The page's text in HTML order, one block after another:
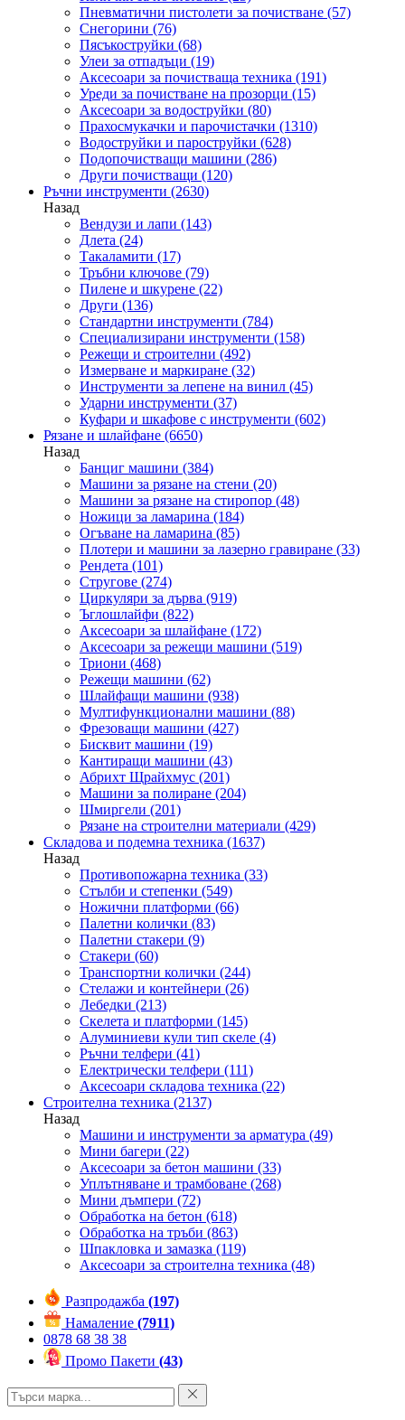
Пневматични пистолети за почистване (57)
Снегорини (76)
Пясъкоструйки (68)
Улеи за отпадъци (19)
Аксесоари за почистваща техника (191)
Уреди за почистване на прозорци (15)
Аксесоари за водоструйки (80)
Прахосмукачки и парочистачки (1310)
Водоструйки и пароструйки (628)
Подопочистващи машини (286)
Други почистващи (120)
Ръчни инструменти (2630)
Назад
Вендузи и лапи (143)
Длета (24)
Такаламити (17)
Тръбни ключове (79)
Пилене и шкурене (22)
Други (136)
Стандартни инструменти (784)
Специализирани инструменти (158)
Режещи и строителни (492)
Измерване и маркиране (32)
Инструменти за лепене на винил (45)
Ударни инструменти (37)
Куфари и шкафове с инструменти (602)
Рязане и шлайфане (6650)
Назад
Банциг машини (384)
Машини за рязане на стени (20)
Машини за рязане на стиропор (48)
Ножици за ламарина (184)
Огъване на ламарина (85)
Плотери и машини за лазерно гравиране (33)
Рендета (101)
Стругове (274)
Циркуляри за дърва (919)
Ъглошлайфи (822)
Аксесоари за шлайфане (172)
Аксесоари за режещи машини (519)
Триони (468)
Режещи машини (62)
Шлайфащи машини (938)
Мултифункционални машини (88)
Фрезоващи машини (427)
Бисквит машини (19)
Кантиращи машини (43)
Абрихт Щрайхмус (201)
Машини за полиране (204)
Шмиргели (201)
Рязане на строителни материали (429)
Складова и подемна техника (1637)
Назад
Противопожарна техника (33)
Стълби и степенки (549)
Ножични платформи (66)
Палетни колички (83)
Палетни стакери (9)
Стакери (60)
Транспортни колички (244)
Стелажи и контейнери (26)
Лебедки (213)
Скелета и платформи (145)
Алуминиеви кули тип скеле (4)
Ръчни телфери (41)
Електрически телфери (111)
Аксесоари складова техника (22)
Строителна техника (2137)
Назад
Машини и инструменти за арматура (49)
Мини багери (22)
Аксесоари за бетон машини (33)
Уплътняване и трамбоване (268)
Мини дъмпери (72)
Обработка на бетон (618)
Обработка на тръби (863)
Шпакловка и замазка (119)
Аксесоари за строителна техника (48)
Разпродажба (197)
Намаление (7911)
0878 68 38 38
Промо Пакети (43)